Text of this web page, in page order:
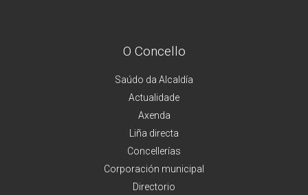
O Concello
Saúdo da Alcaldía
Actualidade
Axenda
Liña directa
Concellerías
Corporación municipal
Directorio